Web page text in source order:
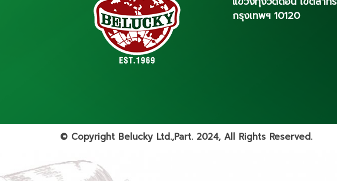
กรุงเทพฯ 10120
© Copyright Belucky Ltd.,Part. 2024, All Rights Reserved.